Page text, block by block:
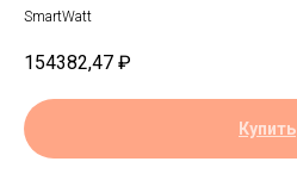
SmartWatt
154382,47 ₽
Купить